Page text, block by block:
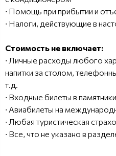
∙ Помощь при прибытии и
∙ Налоги, действующие в
Стоимость не включает:
∙ Личные расходы любого
напитки за столом,
т.д.
∙ Входные билеты в памятники
∙ Авиабилеты на
∙ Любая туристическая
∙ Все, что не указано в